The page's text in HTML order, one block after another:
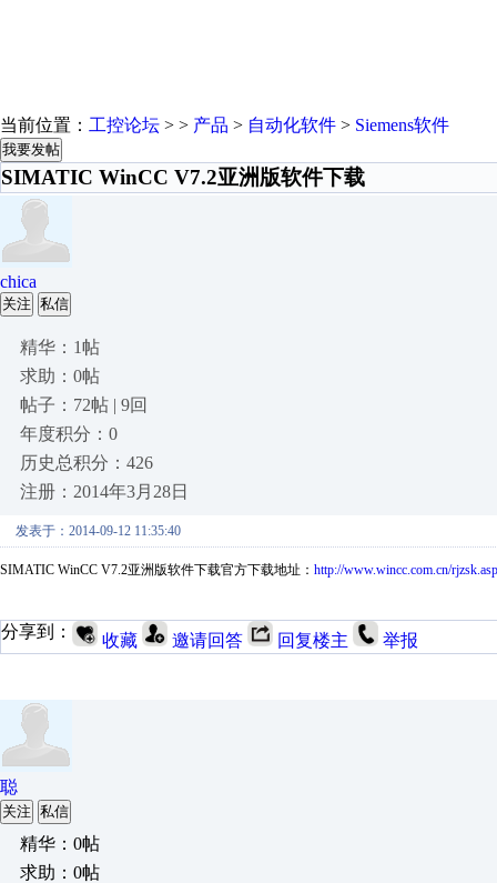
当前位置： 工控论坛 > > 产品 > 自动化软件 > Siemens软件
我要发帖
SIMATIC WinCC V7.2亚洲版软件下载
chica
关注 私信
精华：1帖
求助：0帖
帖子：72帖 | 9回
年度积分：0
历史总积分：426
注册：2014年3月28日
发表于：2014-09-12 11:35:40
SIMATIC WinCC V7.2亚洲版软件下载官方下载地址： http://www.wincc.com.cn/
分享到： 收藏 邀请回答 回复楼主 举报
聪
关注 私信
精华：0帖
求助：0帖